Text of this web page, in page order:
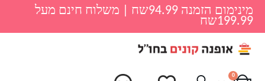
מינימום הזמנה 94.99שח | משלוח חינם מעל
199.99שח
0